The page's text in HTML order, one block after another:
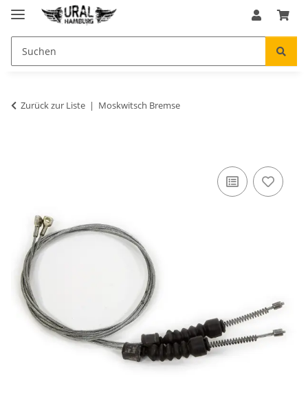
Zurück zur Liste Moskwitsch Bremse